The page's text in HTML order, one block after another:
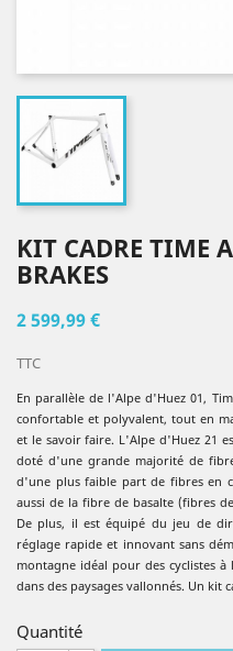
KIT CADRE TIME
BRAKES
2 599,99 €
TTC
En parallèle de l'Alpe d'Huez 01,
confortable et polyvalent, tout en
et le savoir faire. L'Alpe d'Huez 21
doté d'une grande majorité de
d'une plus faible part de fibres en
aussi de la fibre de basalte (fibres
De plus, il est équipé du jeu de
réglage rapide et innovant sans
montagne idéal pour des cyclistes
dans des paysages vallonnés. Un kit
Quantité